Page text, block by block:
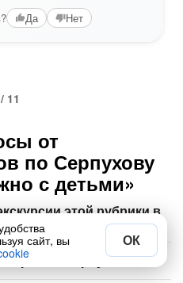
Да Нет
11
от
по Серпухову
с детьми»
этой рубрики в
в Серпухове
сайт, вы
ОК